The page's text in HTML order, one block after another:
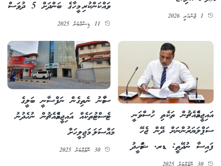
ވައްކަންކުރި މީހާގެ ބަންދަށް 5 ދުވަސް
އައިޖީއެމްއެޗުން ތަކެތި ހުސްވަނީ
ސަޕްލަޔަރުންނަށް ދޭން ޖެހޭ
ފައިސާ ނުދޭތީ: ޑރ. ޝަމްހީދު
ސާމާނު ނެތިގެން ނަފްސާނީ ބަލީގެ
ޓެސްޓުތަކެއް އައިޖީއެމްއެޗުން ނުހެދުނު
މައްސަލަ މަޖިލީހަށް
30 ނޮވެމްބަރު 2025